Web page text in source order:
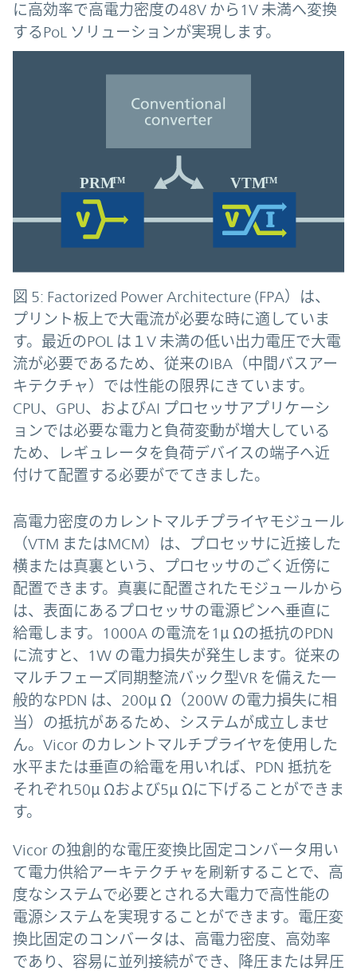
に高効率で高電力密度の48V から1V 未満へ変換
するPoL ソリューションが実現します。
図 5: Factorized Power Architecture (FPA）は、
プリント板上で大電流が必要な時に適していま
す。最近のPOL は１V 未満の低い出力電圧で大電
流が必要であるため、従来のIBA（中間バスアー
キテクチャ）では性能の限界にきています。
CPU、GPU、およびAI プロセッサアプリケーシ
ョンでは必要な電力と負荷変動が増大している
ため、レギュレータを負荷デバイスの端子へ近
付けて配置する必要がでてきました。
高電力密度のカレントマルチプライヤモジュール
（VTM またはMCM）は、プロセッサに近接した
横または真裏という、プロセッサのごく近傍に
配置できます。真裏に配置されたモジュールから
は、表面にあるプロセッサの電源ピンへ垂直に
給電します。1000A の電流を1μ Ωの抵抗のPDN
に流すと、1W の電力損失が発生します。従来の
マルチフェーズ同期整流バック型VR を備えた一
般的なPDN は、200μ Ω（200W の電力損失に相
当）の抵抗があるため、システムが成立しませ
ん。Vicor のカレントマルチプライヤを使用した
水平または垂直の給電を用いれば、PDN 抵抗を
それぞれ50μ Ωおよび5μ Ωに下げることができま
す。
Vicor の独創的な電圧変換比固定コンバータ用い
て電力供給アーキテクチャを刷新することで、高
度なシステムで必要とされる大電力で高性能の
電源システムを実現することができます。電圧変
換比固定のコンバータは、高電力密度、高効率
であり、容易に並列接続ができ、降圧または昇圧